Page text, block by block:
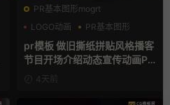
PR基本图形mogrt
LOGO动画
PR基本图形
复古风
pr模板 做旧撕纸拼贴风格播客
节目开场介绍动态宣传动画PR
模版4天前